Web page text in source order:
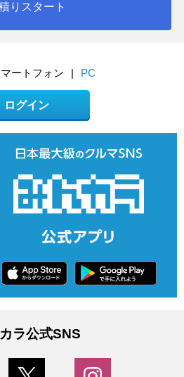
りスタート
ートフォン | PC
ログイン
ラ公式SNS